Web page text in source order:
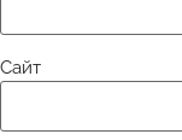
Сайт